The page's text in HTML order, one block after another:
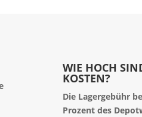
WIE HOCH
KOSTEN?
Die Lagergebühr
Prozent des